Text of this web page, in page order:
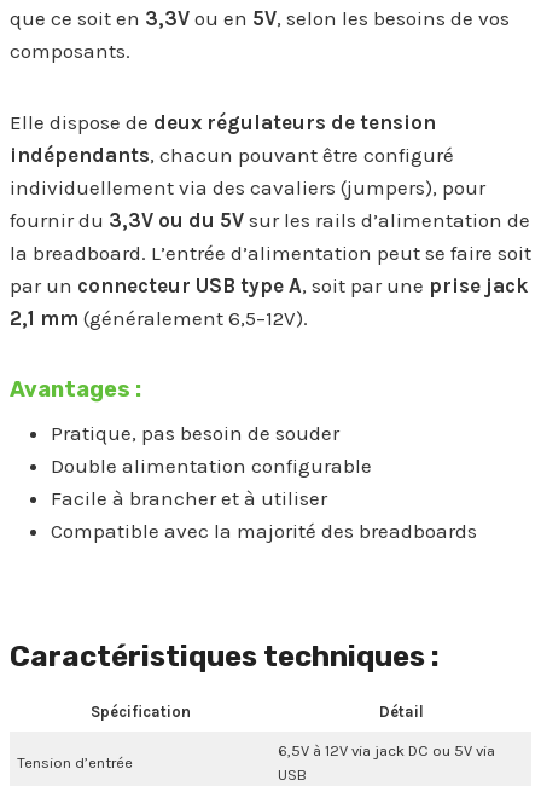
que ce soit en 3,3V ou en 5V, selon les besoins de vos
composants.
Elle dispose de deux régulateurs de tension
indépendants, chacun pouvant être configuré
individuellement via des cavaliers (jumpers), pour
fournir du 3,3V ou du 5V sur les rails d’alimentation de
la breadboard. L’entrée d’alimentation peut se faire soit
par un connecteur USB type A, soit par une prise jack
2,1 mm (généralement 6,5–12V).
Avantages :
Pratique, pas besoin de souder
Double alimentation configurable
Facile à brancher et à utiliser
Compatible avec la majorité des breadboards
Caractéristiques techniques :
Spécification Détail
Tension d’entrée
6,5V à 12V via jack DC ou 5V via
USB